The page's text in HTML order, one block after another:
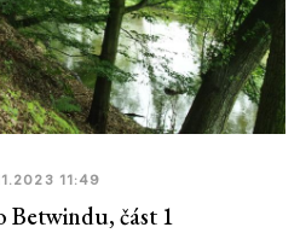
11:49
Betwindu, část 1